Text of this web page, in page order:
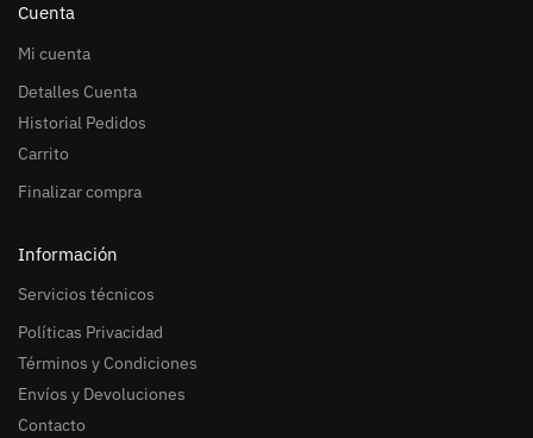
Cuenta
Mi cuenta
Detalles Cuenta
Historial Pedidos
Carrito
Finalizar compra
Información
Servicios técnicos
Políticas Privacidad
Términos y Condiciones
Envíos y Devoluciones
Contacto